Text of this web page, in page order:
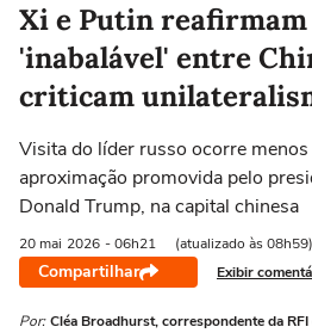
Xi e Putin reafirmam
'inabalável' entre
criticam
Visita do líder russo ocorre
aproximação promovida pelo
Donald Trump, na capital chinesa
20 mai 2026 - 06h21 (atualizado às 08h59)
Compartilhar Exibir
Por: Cléa Broadhurst, correspondente da